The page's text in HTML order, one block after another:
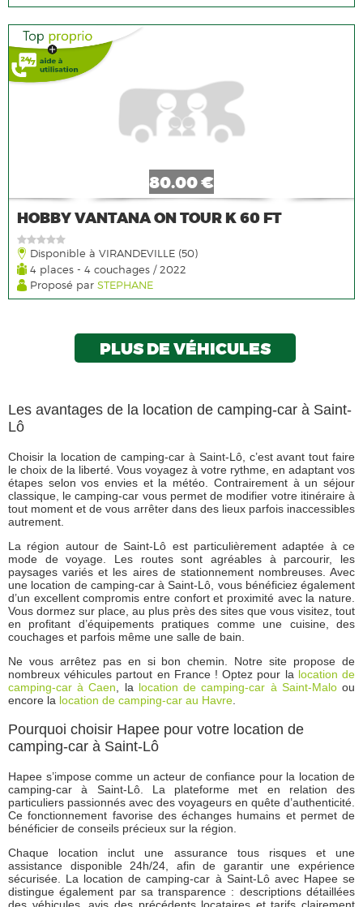
80.00 €
HOBBY VANTANA ON TOUR K 60 FT
Disponible à VIRANDEVILLE (50)
4 places - 4 couchages / 2022
Proposé parSTEPHANE
PLUS DE VÉHICULES
Les avantages de la location de camping-car à Saint-
Lô
Choisir la location de camping-car à Saint-Lô, c’est avant tout faire
le choix de la liberté. Vous voyagez à votre rythme, en adaptant vos
étapes selon vos envies et la météo. Contrairement à un séjour
classique, le camping-car vous permet de modifier votre itinéraire à
tout moment et de vous arrêter dans des lieux parfois inaccessibles
autrement.
La région autour de Saint-Lô est particulièrement adaptée à ce
mode de voyage. Les routes sont agréables à parcourir, les
paysages variés et les aires de stationnement nombreuses. Avec
une location de camping-car à Saint-Lô, vous bénéficiez également
d’un excellent compromis entre confort et proximité avec la nature.
Vous dormez sur place, au plus près des sites que vous visitez, tout
en profitant d’équipements pratiques comme une cuisine, des
couchages et parfois même une salle de bain.
Ne vous arrêtez pas en si bon chemin. Notre site propose de
nombreux véhicules partout en France ! Optez pour la location de
camping-car à Caen , la location de camping-car à Saint-Maloou
encore la location de camping-car au Havre
Pourquoi choisir Hapee pour votre location de
camping-car à Saint-Lô
Hapee s’impose comme un acteur de confiance pour la location de
camping-car à Saint-Lô. La plateforme met en relation des
particuliers passionnés avec des voyageurs en quête d’authenticité.
Ce fonctionnement favorise des échanges humains et permet de
bénéficier de conseils précieux sur la région.
Chaque location inclut une assurance tous risques et une
assistance disponible 24h/24, afin de garantir une expérience
sécurisée. La location de camping-car à Saint-Lô avec Hapee se
distingue également par sa transparence : descriptions détaillées